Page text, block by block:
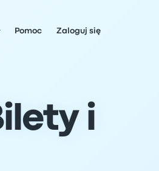
Pomoc Zaloguj się
i